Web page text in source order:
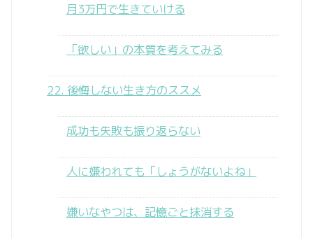
月3万円で生きていける
「欲しい」の本質を考えてみる
22. 後悔しない生き方のススメ
成功も失敗も振り返らない
人に嫌われても「しょうがないよね」
嫌いなやつは、記憶ごと抹消する